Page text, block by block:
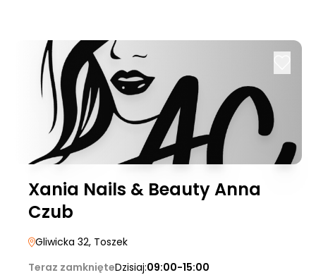
Xania Nails & Beauty Anna
Czub
Gliwicka 32, Toszek
Teraz zamknięteDzisiaj:09:00-15:00